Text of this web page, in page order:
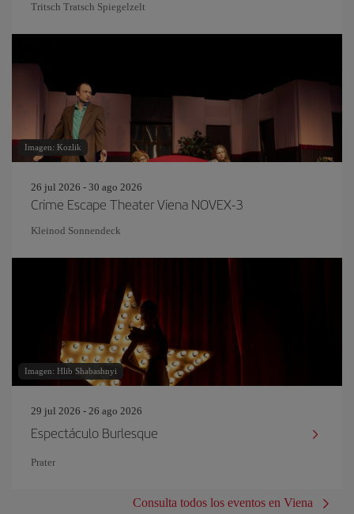
Tritsch Tratsch Spiegelzelt
Imagen: Kozlik
26 jul 2026 - 30 ago 2026
Crime Escape Theater Viena NOVEX-3
Kleinod Sonnendeck
Imagen: Hlib Shabashnyi
29 jul 2026 - 26 ago 2026
Espectáculo Burlesque
Prater
Consulta todos los eventos en Viena